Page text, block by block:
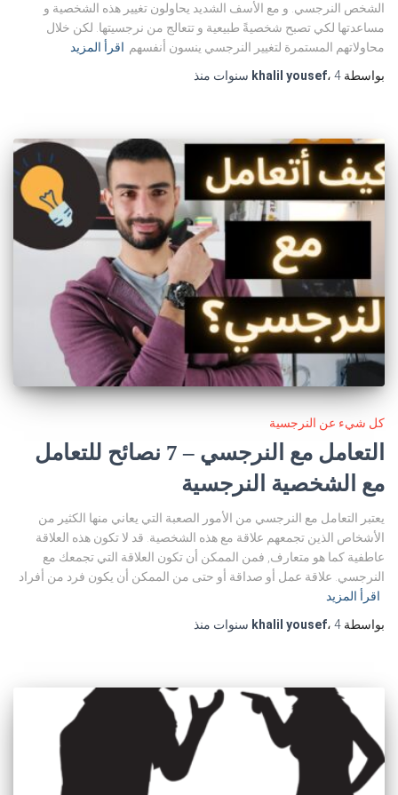
الشخص النرجسي. و مع الأسف الشديد يحاولون تغيير هذه الشخصية و
مساعدتها لكي تصبح شخصيةً طبيعية و تتعالج من نرجسيتها. لكن خلال
محاولاتهم المستمرة لتغيير النرجسي ينسون أنفسهم اقرأ المزيد
بواسطة
khalil yousef، 4 سنوات منذ
كل شيء عن النرجسية
التعامل مع النرجسي – 7 نصائح للتعامل
مع الشخصية النرجسية
يعتبر التعامل مع النرجسي من الأمور الصعبة التي يعاني منها الكثير من
الأشخاص الذين تجمعهم علاقة مع هذه الشخصية. قد لا تكون هذه العلاقة
عاطفية كما هو متعارف, فمن الممكن أن تكون العلاقة التي تجمعك مع
النرجسي. علاقة عمل أو صداقة أو حتى من الممكن أن يكون فرد من أفراد
اقرأ المزيد
بواسطة
khalil yousef، 4 سنوات منذ